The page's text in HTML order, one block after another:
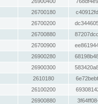
26700180
26700200
26700880
26700900
26900280
26900300
2610180
26100200
26900880